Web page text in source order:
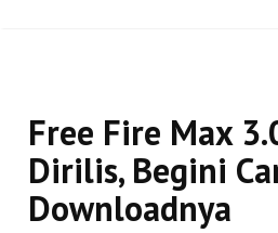
Free Fire Max
Dirilis, Begini
Downloadnya